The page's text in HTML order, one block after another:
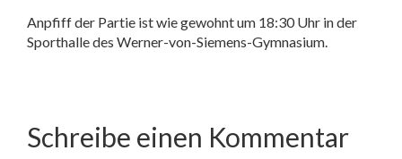
Anpfiff der Partie ist wie gewohnt um 18:30 Uhr in der
Sporthalle des Werner-von-Siemens-Gymnasium.
Schreibe einen Kommentar